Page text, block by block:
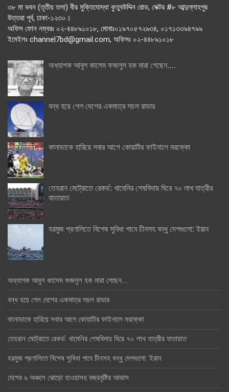
৩৮ মা ভবন (তৃতীয় তলা) বীর মুক্তিযোদ্ধা কুতুবউদ্দিন রোড, সেক্টর #৮ আব্দুল্লাহপুর
উত্তরা পূর্ব, ঢাকা-১২৩০।
অফিস ফোন নম্বরঃ ০২-৪৪৮৯১০১৮, মোবাঃ০১৯৭০৫৭২৯৩৪, ০১৭১৩৩৯৪৭৯৯
ইমেইলঃ channel7bd@gmail.com, অফিসঃ ০২-৪৪৮৯১০১৮
অধ্যাপক আবুল কাসেম ফজলুল হক মারা গেছেন….
বন্ধ হয়ে গেল দেশের একমাত্র সচল রাডার
কানাডাকে হারিয়ে সবার আগে কোয়ার্টার ফাইনালে মরক্কো
তেহরান মেট্রোতে রেকর্ড: খামেনির শেষবিদায় ঘিরে ৭০ লাখ যাত্রীর
যাতায়াত
হরমুজ প্রণালিতে বিশেষ সুবিধা পাবে চীনসহ বন্ধু দেশগুলো: ইরান
অধ্যাপক আবুল কাসেম ফজলুল হক মারা গেছেন….
বন্ধ হয়ে গেল দেশের একমাত্র সচল রাডার
কানাডাকে হারিয়ে সবার আগে কোয়ার্টার ফাইনালে মরক্কো
তেহরান মেট্রোতে রেকর্ড: খামেনির শেষবিদায় ঘিরে ৭০ লাখ যাত্রীর যাতায়াত
হরমুজ প্রণালিতে বিশেষ সুবিধা পাবে চীনসহ বন্ধু দেশগুলো: ইরান
দেশের ৯ অঞ্চলে ঝোড়ো হাওয়াসহ বজ্রবৃষ্টির আভাস